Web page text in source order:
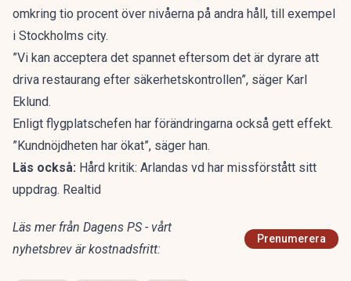
omkring tio procent över nivåerna på andra håll, till exempel
i Stockholms city.
”Vi kan acceptera det spannet eftersom det är dyrare att
driva restaurang efter säkerhetskontrollen”, säger Karl
Eklund.
Enligt flygplatschefen har förändringarna också gett effekt.
”Kundnöjdheten har ökat”, säger han.
Läs också: Hård kritik: Arlandas vd har missförstått sitt
uppdrag. Realtid
Läs mer från Dagens PS - vårt
nyhetsbrev är kostnadsfritt:
Prenumerera